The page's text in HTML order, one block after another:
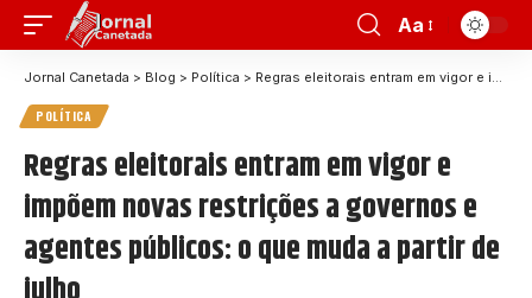
Aa
Jornal Canetada > Blog > Política > Regras eleitorais entram em vigor e impõem novas restrições a governos e agentes públicos: o que muda a partir de julho
POLÍTICA
Regras eleitorais entram em vigor e
impõem novas restrições a governos e
agentes públicos: o que muda a partir de